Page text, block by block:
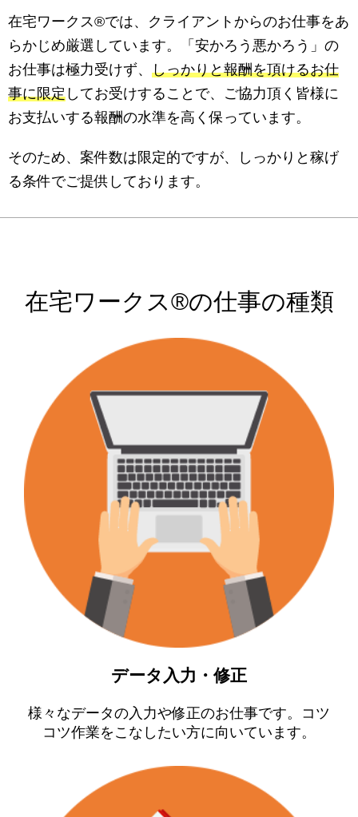
在宅ワークス®では、クライアントからのお仕事をあ
らかじめ厳選しています。「安かろう悪かろう」の
お仕事は極力受けず、 しっかりと報酬を頂けるお仕
事に限定 してお受けすることで、ご協力頂く皆様に
お支払いする報酬の水準を高く保っています。
そのため、案件数は限定的ですが、しっかりと稼げ
る条件でご提供しております。
在宅ワークス®の仕事の種類
データ入力・修正
様々なデータの入力や修正のお仕事です。コツ
コツ作業をこなしたい方に向いています。